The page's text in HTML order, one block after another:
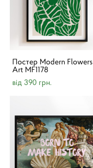
Постер Modern Flowers
Art MF1178
від 390 грн.